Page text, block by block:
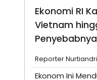
Ekonomi RI
Vietnam
Reporter
Ekonom Ini